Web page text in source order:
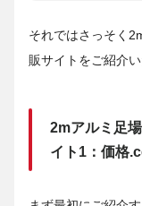
それではさっそく
販サイトをご紹介い
2mアルミ足
イト1：価格